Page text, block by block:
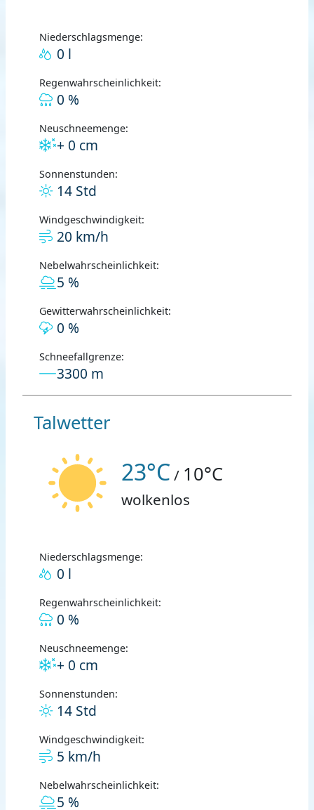
Niederschlagsmenge:
0 l
Regenwahrscheinlichkeit:
0 %
Neuschneemenge:
+ 0 cm
Sonnenstunden:
14 Std
Windgeschwindigkeit:
20 km/h
Nebelwahrscheinlichkeit:
5 %
Gewitterwahrscheinlichkeit:
0 %
Schneefallgrenze:
3300 m
Talwetter
23°C / 10°C
wolkenlos
Niederschlagsmenge:
0 l
Regenwahrscheinlichkeit:
0 %
Neuschneemenge:
+ 0 cm
Sonnenstunden:
14 Std
Windgeschwindigkeit:
5 km/h
Nebelwahrscheinlichkeit:
5 %